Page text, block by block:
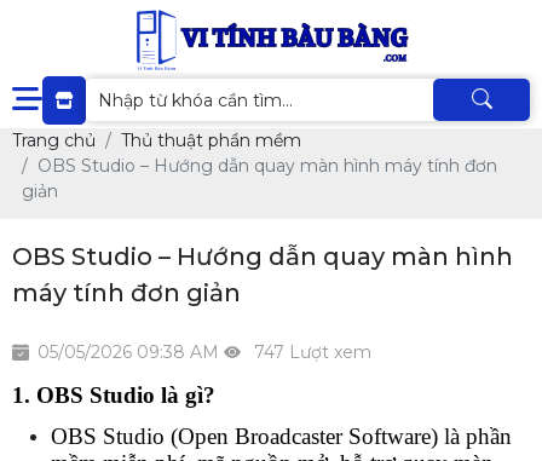
Trang chủ
Thủ thuật phần mềm
OBS Studio – Hướng dẫn quay màn hình máy tính đơn
giản
OBS Studio – Hướng dẫn quay màn hình
máy tính đơn giản
05/05/2026 09:38 AM 747 Lượt xem
1. OBS Studio là gì?
OBS Studio (Open Broadcaster Software) là phần